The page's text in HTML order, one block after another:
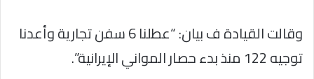
وقالت القيادة ف بيان: “عطلنا 6 سفن تجارية وأعدنا
توجيه 122 منذ بدء حصار المواني الإيرانية”.